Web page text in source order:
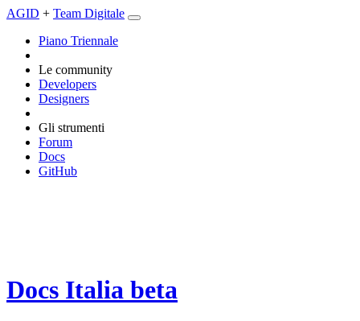
AGID + Team Digitale
Piano Triennale
Le community
Developers
Designers
Gli strumenti
Forum
Docs
GitHub
Docs Italia beta